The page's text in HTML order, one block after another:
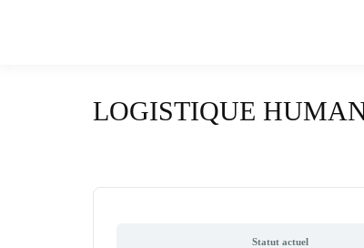
LOGISTIQUE
Statut actuel